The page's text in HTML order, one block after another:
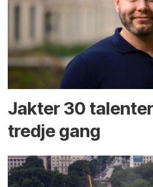
Jakter 30
tredje gang